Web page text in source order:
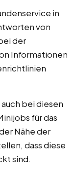
in
von
der
Informationen
bei diesen
für das
Nähe der
dass diese
sind.